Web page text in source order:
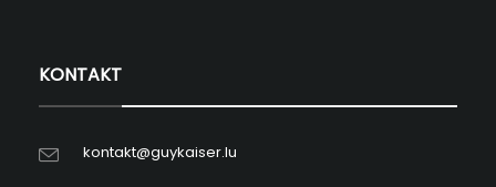
KONTAKT
kontakt@guykaiser.lu